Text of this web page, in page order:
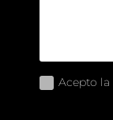
Acepto la